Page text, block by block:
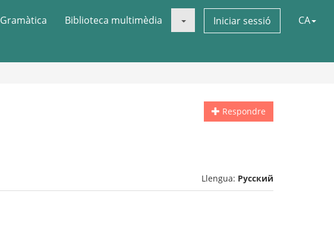
Gramàtica Biblioteca multimèdia Iniciar sessió CA
Respondre
Llengua: Русский